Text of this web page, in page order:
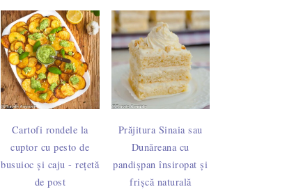
Cartofi rondele la
cuptor cu pesto de
busuioc și caju - rețetă
de post
Prăjitura Sinaia sau
Dunăreana cu
pandișpan însiropat și
frișcă naturală